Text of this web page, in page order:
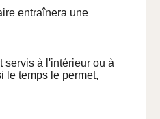
entraînera une
servis à l'intérieur ou à
le temps le permet,